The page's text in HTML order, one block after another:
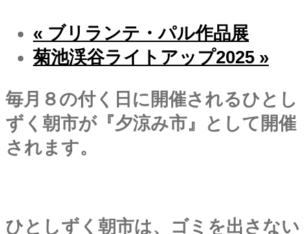
« ブリランテ・パル作品展
菊池渓谷ライトアップ2025 »
毎月８の付く日に開催されるひとし
ずく朝市が『夕涼み市』として開催
されます。
ひとしずく朝市は、ゴミを出さない